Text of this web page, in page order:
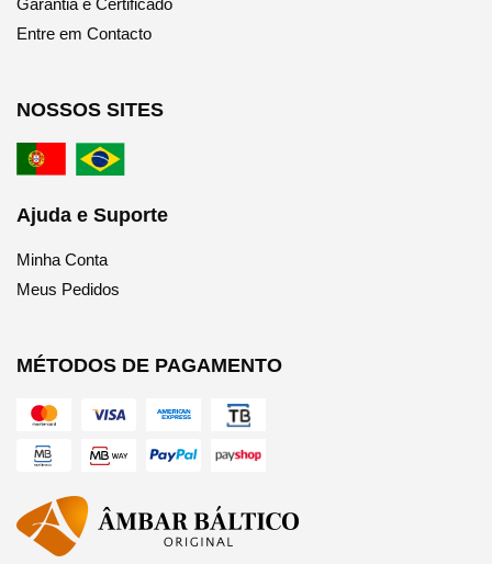
Entre em Contacto
NOSSOS SITES
Ajuda e Suporte
Minha Conta
Meus Pedidos
MÉTODOS DE PAGAMENTO